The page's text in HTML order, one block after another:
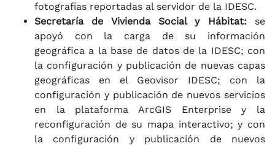
fotografías reportadas al servidor de la IDESC.
Secretaría de Vivienda Social y Hábitat: se
apoyó con la carga de su información
geográfica a la base de datos de la IDESC; con
la configuración y publicación de nuevas capas
geográficas en el Geovisor IDESC; con la
configuración y publicación de nuevos servicios
en la plataforma ArcGIS Enterprise y la
reconfiguración de su mapa interactivo; y con
la configuración y publicación de nuevos